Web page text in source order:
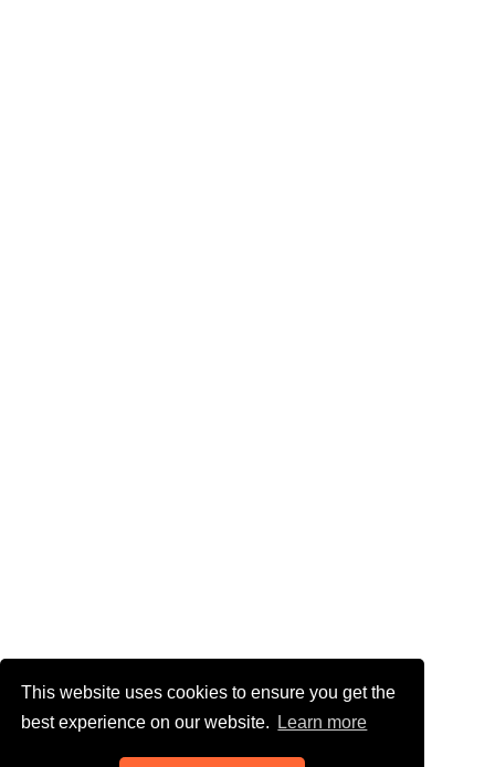
This website uses cookies to ensure you get the
best experience on our website.
Learn more